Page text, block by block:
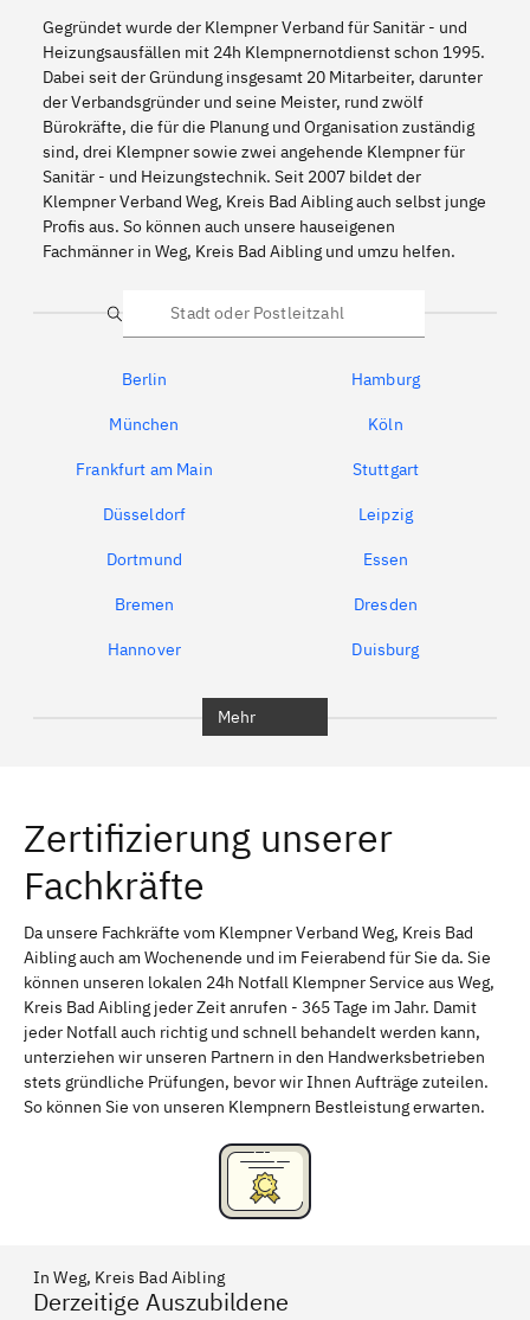
Gegründet wurde der Klempner Verband für Sanitär - und
Heizungsausfällen mit 24h Klempnernotdienst schon 1995.
Dabei seit der Gründung insgesamt 20 Mitarbeiter, darunter
der Verbandsgründer und seine Meister, rund zwölf
Bürokräfte, die für die Planung und Organisation zuständig
sind, drei Klempner sowie zwei angehende Klempner für
Sanitär - und Heizungstechnik. Seit 2007 bildet der
Klempner Verband Weg, Kreis Bad Aibling auch selbst junge
Profis aus. So können auch unsere hauseigenen
Fachmänner in Weg, Kreis Bad Aibling und umzu helfen.
Suche
Berlin Hamburg
München Köln
Frankfurt am Main Stuttgart
Düsseldorf Leipzig
Dortmund Essen
Bremen Dresden
Hannover Duisburg
Erlangen Bamberg
Bayreuth
Schweinfurt Passau
Freising Rudelsdorf, Mittelfranken
Mehr
Zertifizierung unserer
Fachkräfte
Da unsere Fachkräfte vom Klempner Verband Weg, Kreis Bad
Aibling auch am Wochenende und im Feierabend für Sie da. Sie
können unseren lokalen 24h Notfall Klempner Service aus Weg,
Kreis Bad Aibling jeder Zeit anrufen - 365 Tage im Jahr. Damit
jeder Notfall auch richtig und schnell behandelt werden kann,
unterziehen wir unseren Partnern in den Handwerksbetrieben
stets gründliche Prüfungen, bevor wir Ihnen Aufträge zuteilen.
So können Sie von unseren Klempnern Bestleistung erwarten.
In Weg, Kreis Bad Aibling
Derzeitige Auszubildene